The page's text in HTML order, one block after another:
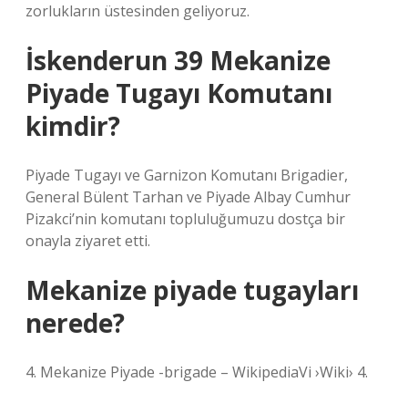
zorlukların üstesinden geliyoruz.
İskenderun 39 Mekanize
Piyade Tugayı Komutanı
kimdir?
Piyade Tugayı ve Garnizon Komutanı Brigadier,
General Bülent Tarhan ve Piyade Albay Cumhur
Pizakci’nin komutanı topluluğumuzu dostça bir
onayla ziyaret etti.
Mekanize piyade tugayları
nerede?
4. Mekanize Piyade -brigade – WikipediaVi ›Wiki› 4.